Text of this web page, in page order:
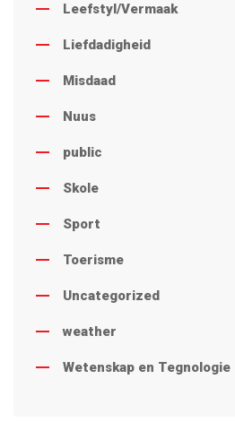
Leefstyl/Vermaak
Liefdadigheid
Misdaad
Nuus
public
Skole
Sport
Toerisme
Uncategorized
weather
Wetenskap en Tegnologie